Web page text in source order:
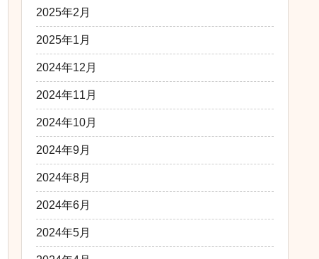
2025年2月
2025年1月
2024年12月
2024年11月
2024年10月
2024年9月
2024年8月
2024年6月
2024年5月